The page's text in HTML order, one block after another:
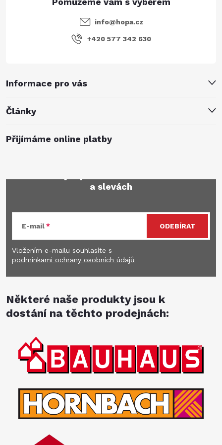
Informace pro vás
Články
info@hopa.cz
+420 577 342 630
Přijímáme online platby
a slevách
E-mail
Vložením e-mailu souhlasíte s
podmínkami ochrany osobních údajů
ODEBÍRAT
Některé naše produkty jsou k
dostání na těchto prodejnách: